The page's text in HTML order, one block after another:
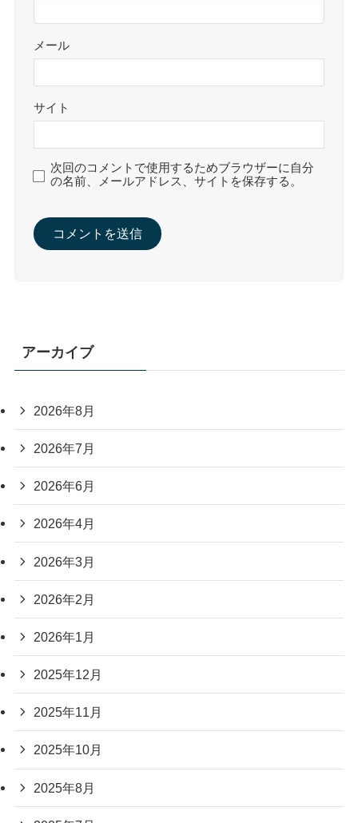
メール
サイト
次回のコメントで使用するためブラウザーに自分
の名前、メールアドレス、サイトを保存する。
アーカイブ
2026年8月
2026年7月
2026年6月
2026年4月
2026年3月
2026年2月
2026年1月
2025年12月
2025年11月
2025年10月
2025年8月